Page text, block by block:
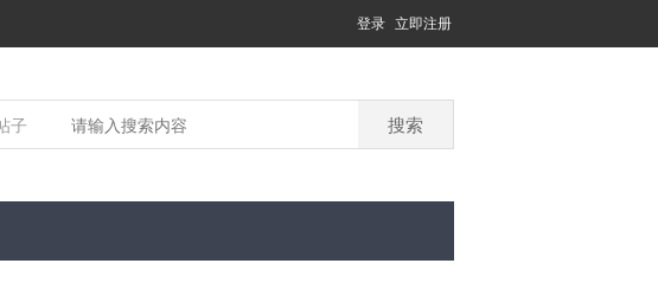
登录 立即注册
子 搜索